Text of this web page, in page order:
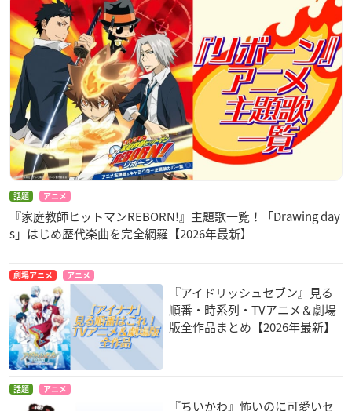
話題 アニメ
『家庭教師ヒットマンREBORN!』主題歌一覧！「Drawing day
s」はじめ歴代楽曲を完全網羅【2026年最新】
劇場アニメ アニメ
『アイドリッシュセブン』見る
順番・時系列・TVアニメ＆劇場
版全作品まとめ【2026年最新】
話題 アニメ
『ちいかわ』怖いのに可愛いセ